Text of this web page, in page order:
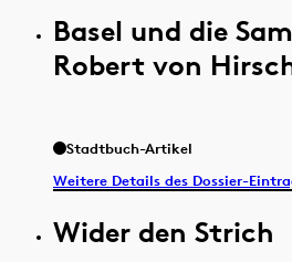
Basel und die
Robert von
Stadtbuch-Artikel
Weitere Details des Dossier-
Wider den Strich